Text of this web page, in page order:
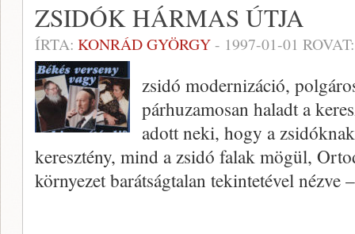
ZSIDÓK HÁRMAS ÚTJA
ÍRTA: KONRÁD GYÖRGY- 1997-01-01
zsidó modernizáció,
párhuzamosan haladt a
adott neki, hogy a
keresztény, mind a zsidó falak mö­gül,
környezet barátságtalan te­kintetével nézve